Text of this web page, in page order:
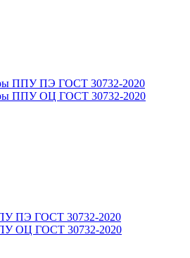
ППУ ПЭ ГОСТ 30732-2020
ППУ ОЦ ГОСТ 30732-2020
ПЭ ГОСТ 30732-2020
ОЦ ГОСТ 30732-2020